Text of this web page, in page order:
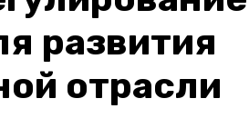
развития
отрасли